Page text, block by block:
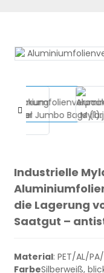
Industrielle
die Lagerung
Saatgut –
Material: PET/AL/PA/
FarbeSilberweiß,